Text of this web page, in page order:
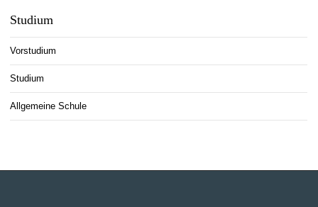
Studium
Vorstudium
Studium
Allgemeine Schule